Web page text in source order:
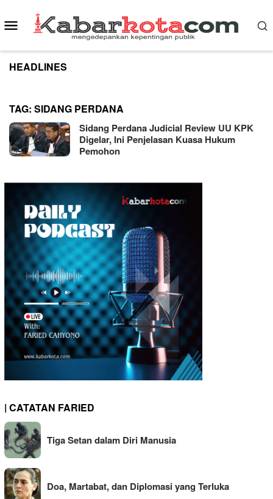
to
content
Mobile
Menu
HEADLINES
TAG: SIDANG PERDANA
Sidang Perdana Judicial Review UU KPK
Digelar, Ini Penjelasan Kuasa Hukum
Pemohon
| CATATAN FARIED
Tiga Setan dalam Diri Manusia
Doa, Martabat, dan Diplomasi yang Terluka